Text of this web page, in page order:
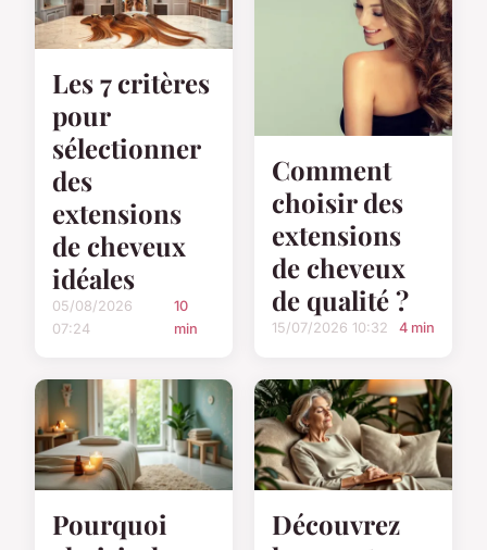
Les 7 critères
pour
sélectionner
des
extensions
de cheveux
idéales
05/08/2026
07:24
10
min
Comment
choisir des
extensions
de cheveux
de qualité ?
15/07/2026 10:32 4 min
Pourquoi
Découvrez